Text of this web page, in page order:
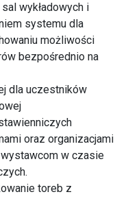
wykładowych i
systemu dla
możliwości
bezpośrednio na
dla uczestników
oraz organizacjami
w czasie
toreb z